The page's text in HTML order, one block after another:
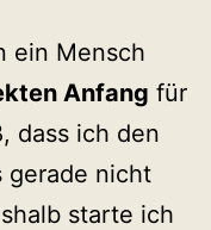
ein Mensch
Anfang für
dass ich den
gerade nicht
starte ich